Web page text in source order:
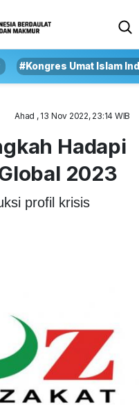
#Kongres Umat Islam
Ahad , 13 Nov 2022, 23:14 WIB
Hadapi
2023
profil krisis